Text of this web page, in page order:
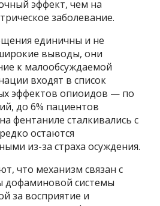
эффект, чем на
заболевание.
единичны и не
выводы, они
к малообсуждаемой
входят в список
эффектов опиоидов — по
до 6% пациентов
фентаниле сталкивались с
остаются
из-за страха осуждения.
что механизм связан с
дофаминовой системы
за восприятие и